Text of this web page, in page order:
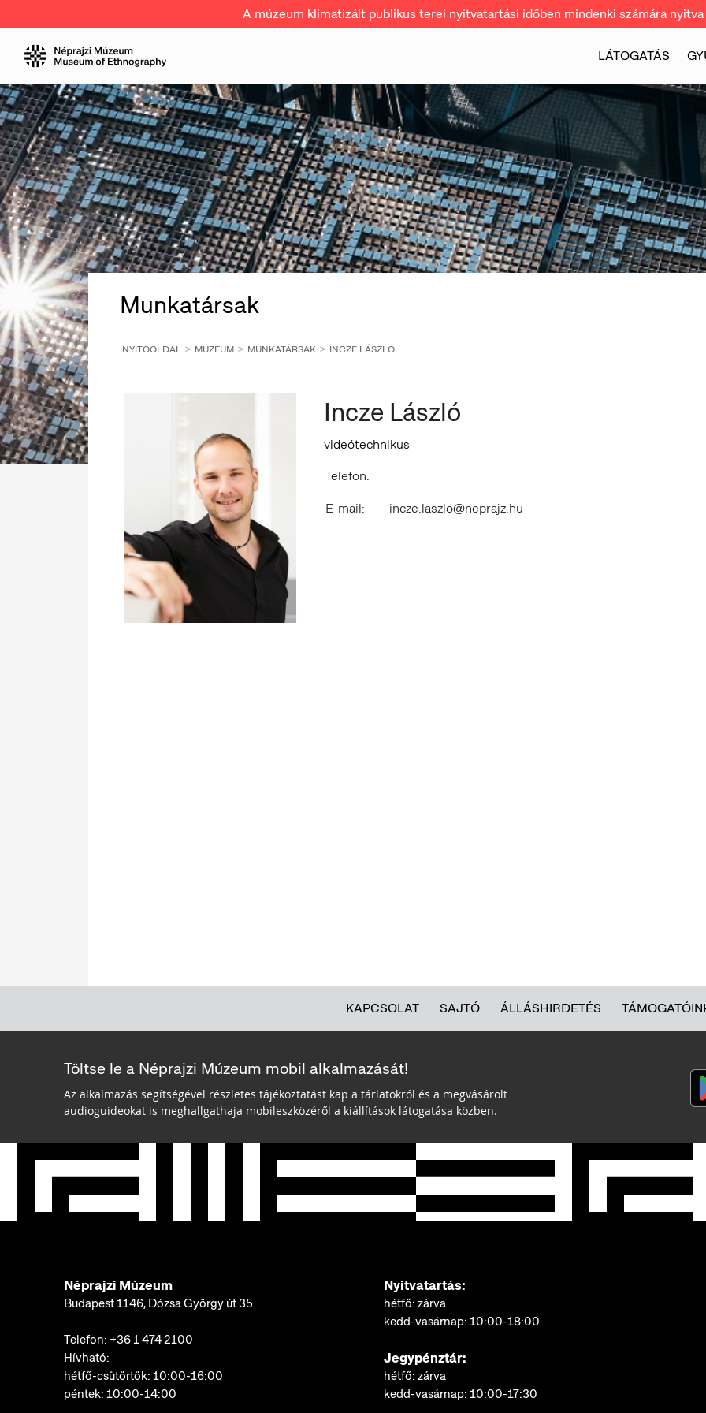
A múzeum klimatizált publikus terei nyitvatartási időben mindenki számára nyitva
LÁTOGATÁS
Munkatársak
NYITÓOLDAL MÚZEUM MUNKATÁRSAK INCZE LÁSZLÓ
Incze László
videótechnikus
Telefon:
E-mail:
incze.laszlo@neprajz.hu
KAPCSOLAT SAJTÓ ÁLLÁSHIRDETÉS
Töltse le a Néprajzi Múzeum mobil alkalmazását!
Az alkalmazás segítségével részletes tájékoztatást kap a tárlatokról és a megvásárolt
audioguideokat is meghallgathaja mobileszközéről a kiállítások látogatása közben.
Néprajzi Múzeum
Budapest 1146, Dózsa György út 35.
Telefon: +36 1 474 2100
Hívható:
hétfő-csütörtök: 10:00-16:00
péntek: 10:00-14:00
Nyitvatartás:
hétfő: zárva
kedd-vasárnap: 10:00-18:00
Jegypénztár:
hétfő: zárva
kedd-vasárnap: 10:00-17:30